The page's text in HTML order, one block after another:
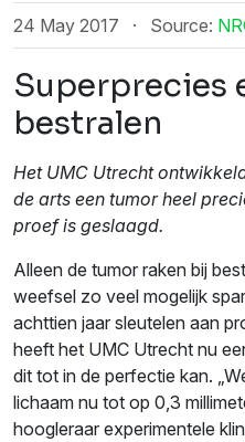
24 May 2017 · Source:
Superprecies
bestralen
Het UMC Utrecht
de arts een tumor heel
proef is geslaagd.
Alleen de tumor raken bij
weefsel zo veel mogelijk
achttien jaar sleutelen aan
heeft het UMC Utrecht nu
dit tot in de perfectie kan.
lichaam nu tot op 0,3
hoogleraar experimentele